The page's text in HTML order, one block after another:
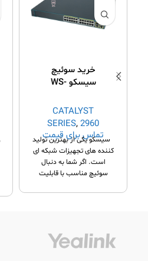
خرید سوئیچ
سیسکو WS-
CATALYST
SERIES,2960
Series
تماس برای قیمت
سیسکو یکی از بهترین تولید
کننده های تجهیزات شبکه ای
است. اگر شما به دنبال
سوئیچ مناسب با قابلیت